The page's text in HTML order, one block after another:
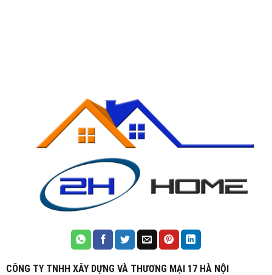
CÔNG TY TNHH XÂY DỰNG VÀ THƯƠNG MẠI 17 HÀ NỘI